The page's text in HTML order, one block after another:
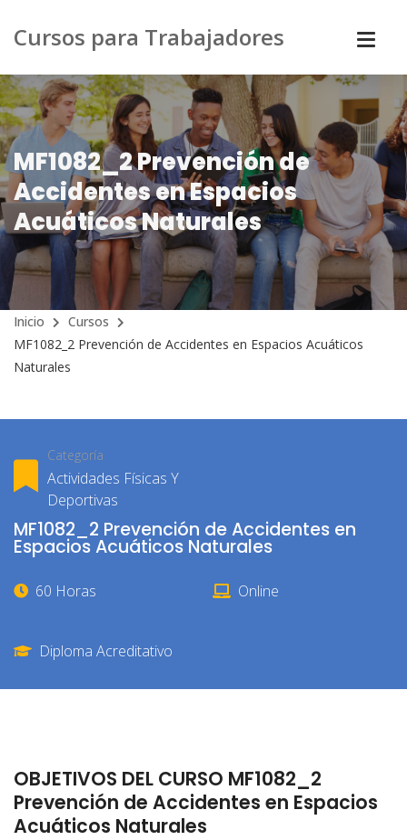
Cursos para Trabajadores
MF1082_2 Prevención de
Accidentes en Espacios
Acuáticos Naturales
Inicio
Cursos
MF1082_2 Prevención de Accidentes en Espacios Acuáticos
Naturales
Categoría
Actividades Físicas Y
Deportivas
MF1082_2 Prevención de Accidentes en
Espacios Acuáticos Naturales
60 Horas Online
Diploma Acreditativo
OBJETIVOS DEL CURSO MF1082_2
Prevención de Accidentes en Espacios
Acuáticos Naturales